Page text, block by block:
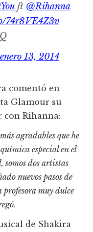
ft @Rihanna
74r8VE4Z3v
enero 13, 2014
comentó en
Glamour su
con Rihanna:
agradables que he
especial en el
somos dos artistas
nuevos pasos de
profesora muy dulce
de Shakira